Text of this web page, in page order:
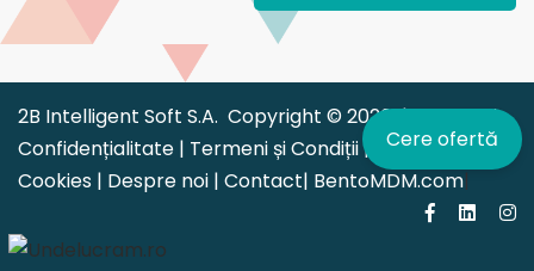
Cere ofertă
2B Intelligent Soft S.A. Copyright © 2026 |Politica de
Confidențialitate | Termeni și Condiții|
Politica
Cookies | Despre noi | Contact| BentoMDM.com|